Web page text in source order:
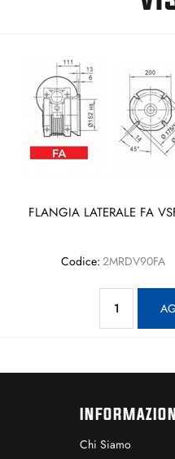
FLANGIA LATERALE FA
Codice: 2MRDV90FA
Chi Siamo